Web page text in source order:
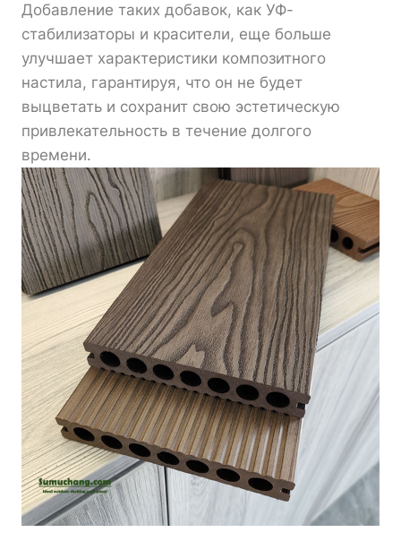
Добавление таких добавок, как УФ-
стабилизаторы и красители, еще больше
улучшает характеристики композитного
настила, гарантируя, что он не будет
выцветать и сохранит свою эстетическую
привлекательность в течение долгого
времени.